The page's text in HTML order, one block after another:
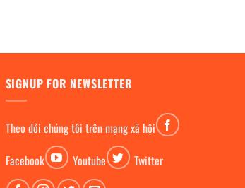
SIGNUP FOR NEWSLETTER
Theo dỏi chúng tôi trên mạng xã hội
Facebook
Youtube
Twitter